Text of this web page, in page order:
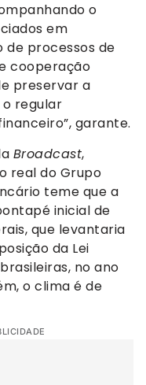
o
em
de processos de
cooperação
preservar a
o regular
garante.
Broadcast,
real do Grupo
teme que a
inicial de
que levantaria
da Lei
no ano
o clima é de